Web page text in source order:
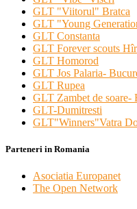
GLT "Viitorul" Bratca
GLT "Young
GLT Constanta
GLT Forever scouts
GLT Homorod
GLT Jos Palaria-
GLT Rupea
GLT Zambet de soare-
GLT-Dumitresti
GLT"Winners"Vatra
Parteneri in Romania
Asociatia Europanet
The Open Network